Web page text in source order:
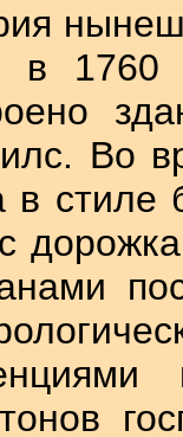
в 1760
Во
в стиле